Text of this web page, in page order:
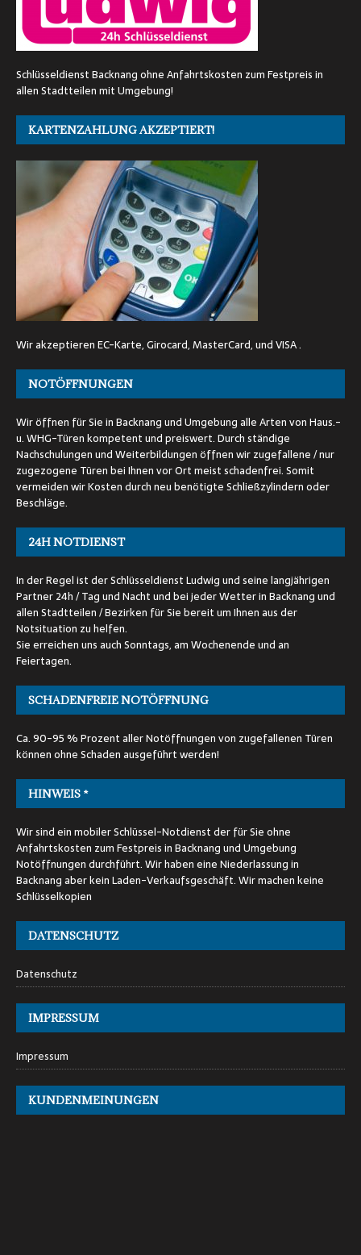
Schlüsseldienst Backnang ohne Anfahrtskosten zum Festpreis in
allen Stadtteilen mit Umgebung!
KARTENZAHLUNG AKZEPTIERT!
Wir akzeptieren EC-Karte, Girocard, MasterCard, und VISA .
NOTÖFFNUNGEN
Wir öffnen für Sie in Backnang und Umgebung alle Arten von Haus.-
u. WHG-Türen kompetent und preiswert. Durch ständige
Nachschulungen und Weiterbildungen öffnen wir zugefallene / nur
zugezogene Türen bei Ihnen vor Ort meist schadenfrei. Somit
vermeiden wir Kosten durch neu benötigte Schließzylindern oder
Beschläge.
24H NOTDIENST
In der Regel ist der Schlüsseldienst Ludwig und seine langjährigen
Partner 24h / Tag und Nacht und bei jeder Wetter in Backnang und
allen Stadtteilen / Bezirken für Sie bereit um Ihnen aus der
Notsituation zu helfen.
Sie erreichen uns auch Sonntags, am Wochenende und an
Feiertagen.
SCHADENFREIE NOTÖFFNUNG
Ca. 90-95 % Prozent aller Notöffnungen von zugefallenen Türen
können ohne Schaden ausgeführt werden!
HINWEIS *
Wir sind ein mobiler Schlüssel-Notdienst der für Sie ohne
Anfahrtskosten zum Festpreis in Backnang und Umgebung
Notöffnungen durchführt. Wir haben eine Niederlassung in
Backnang aber kein Laden-Verkaufsgeschäft. Wir machen keine
Schlüsselkopien
DATENSCHUTZ
Datenschutz
IMPRESSUM
Impressum
KUNDENMEINUNGEN